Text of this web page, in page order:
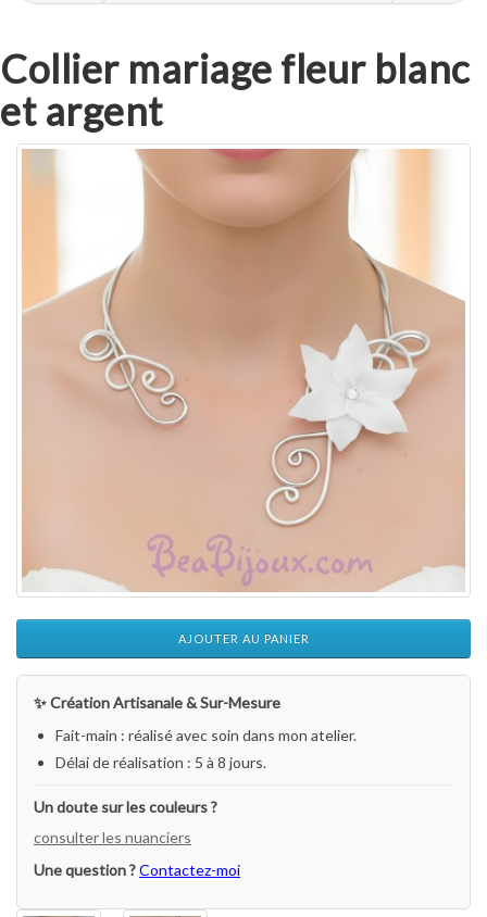
Collier mariage fleur blanc
et argent
AJOUTER AU PANIER
✨ Création Artisanale & Sur-Mesure
Fait-main : réalisé avec soin dans mon atelier.
Délai de réalisation : 5 à 8 jours.
Un doute sur les couleurs ?
consulter les nuanciers
Une question ?Contactez-moi